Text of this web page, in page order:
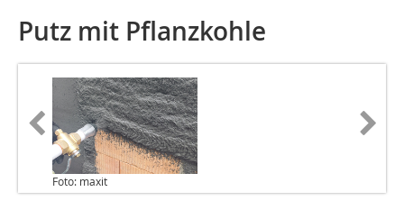
Putz mit Pflanzkohle
Foto: maxit